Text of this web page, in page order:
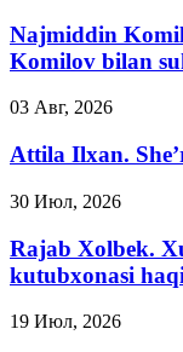
Najmiddin
Komilov bilan
03 Авг, 2026
Attila Ilxan.
30 Июл, 2026
Rajab Xolbek.
kutubxonasi
19 Июл, 2026